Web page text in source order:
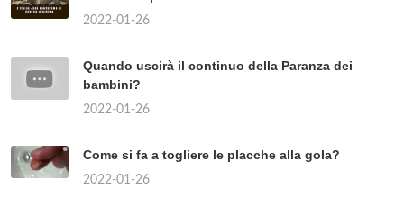
2022-01-26
Quando uscirà il continuo della Paranza dei
bambini?
2022-01-26
Come si fa a togliere le placche alla gola?
2022-01-26